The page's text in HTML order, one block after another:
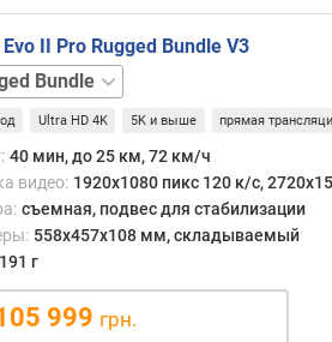
II Pro Rugged Bundle V3
Ultra HD 4K 5K и выше прямая
40 мин, до 25 км, 72 км/ч
видео: 1920x1080 пикс 120 к/с,
съемная, подвес для стабилизации
558x457x108 мм, складываемый
г
999 грн.